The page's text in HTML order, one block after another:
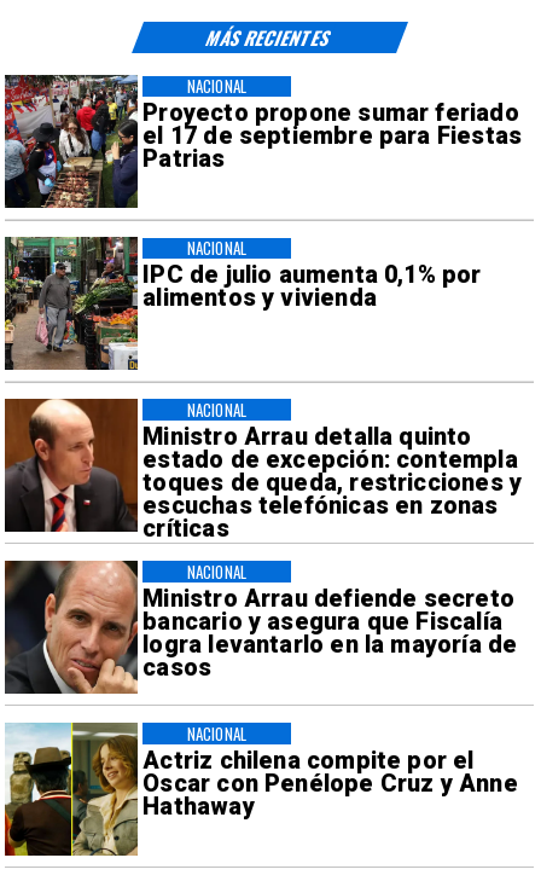
Proyecto propone sumar feriado
el 17 de septiembre para Fiestas
Patrias
NACIONAL
IPC de julio aumenta 0,1% por
alimentos y vivienda
NACIONAL
Ministro Arrau detalla quinto
estado de excepción: contempla
toques de queda, restricciones y
escuchas telefónicas en zonas
críticas
NACIONAL
Ministro Arrau defiende secreto
bancario y asegura que Fiscalía
logra levantarlo en la mayoría de
casos
NACIONAL
Actriz chilena compite por el
Oscar con Penélope Cruz y Anne
Hathaway
NACIONAL
MÁS RECIENTES